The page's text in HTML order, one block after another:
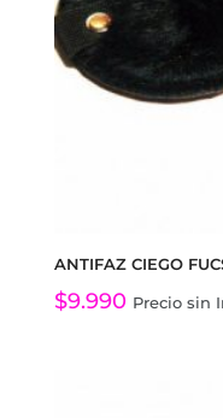
ANTIFAZ CIEGO
$9.990 Precio sin